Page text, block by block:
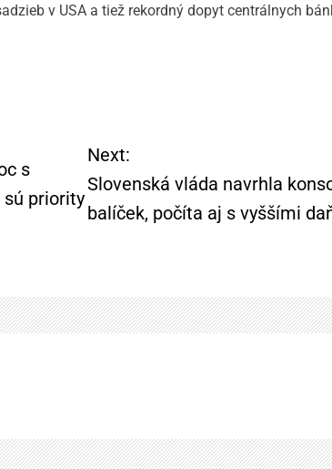
v USA a tiež rekordný dopyt centrálnych
s
sú priority
Next:
Slovenská vláda navrhla
balíček, počíta aj s vyššími